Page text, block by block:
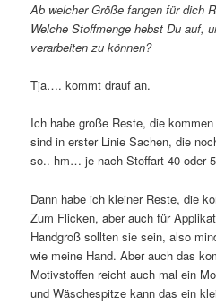
Ab welcher Größe fangen für dich
Welche Stoffmenge hebst Du auf,
verarbeiten zu können?
Tja…. kommt drauf an.
Ich habe große Reste, die
sind in erster Linie Sachen, die
so.. hm… je nach Stoffart 40 oder
Dann habe ich kleiner Reste, die
Zum Flicken, aber auch für
Handgroß sollten sie sein, also
wie meine Hand. Aber auch das
Motivstoffen reicht auch mal ein
und Wäschespitze kann das ein